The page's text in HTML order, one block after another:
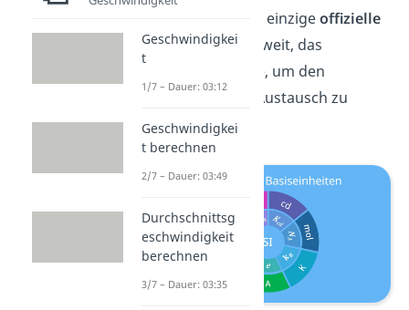
) ist das einzigeoffizielle
Maßsystemweltweit, das
entwickelt wurde, um den
internationalen Austausch zu
vereinfachen.
Geschwindigkei
t
1/7 – Dauer: 03:12
Geschwindigkei
t berechnen
2/7 – Dauer: 03:49
Durchschnittsg
eschwindigkeit
berechnen
3/7 – Dauer: 03:35